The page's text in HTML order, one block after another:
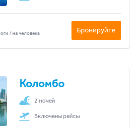
/ на человека Бронируйте
Коломбо
2 ночей
Включены рейсы